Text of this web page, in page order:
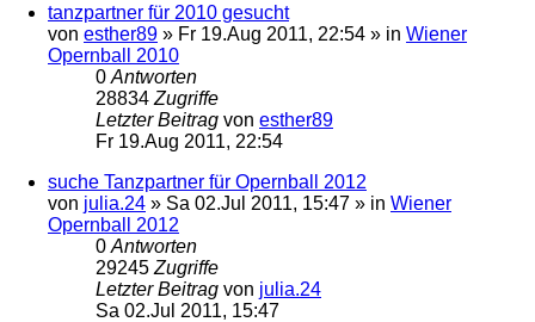
tanzpartner für 2010 gesucht
von esther89 » Fr 19.Aug 2011, 22:54 » in Wiener
Opernball 2010
0 Antworten
28834 Zugriffe
Letzter Beitrag von esther89
Fr 19.Aug 2011, 22:54
suche Tanzpartner für Opernball 2012
von julia.24 » Sa 02.Jul 2011, 15:47 » in Wiener
Opernball 2012
0 Antworten
29245 Zugriffe
Letzter Beitrag von julia.24
Sa 02.Jul 2011, 15:47